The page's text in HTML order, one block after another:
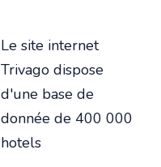
Le site internet
Trivago dispose
d'une base de
donnée de 400 000
hotels